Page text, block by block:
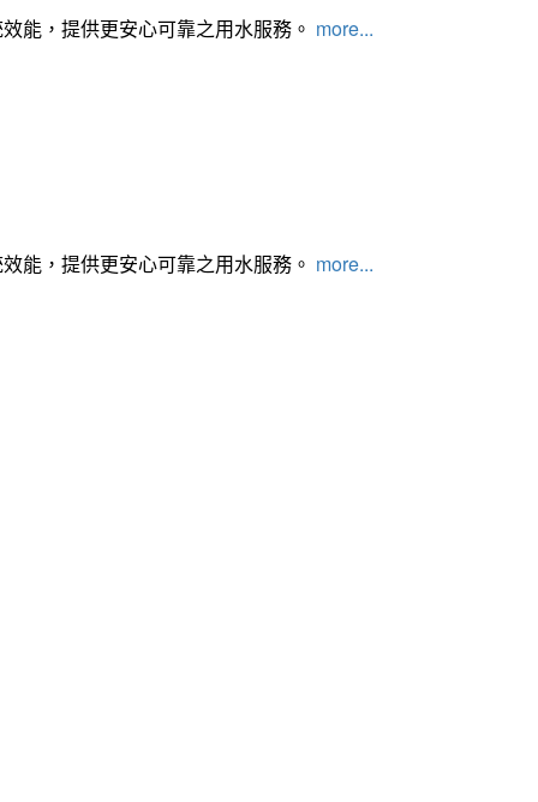
能，提供更安心可靠之用水服務。 more...
能，提供更安心可靠之用水服務。 more...